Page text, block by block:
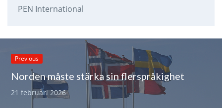
PEN International
Previous
Norden måste stärka sin flerspråkighet
21 februari 2026